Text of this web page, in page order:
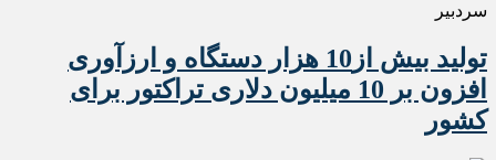
سردبیر
تولید بیش از10 هزار دستگاه و ارزآوری
افزون بر 10 میلیون دلاری تراکتور برای
کشور